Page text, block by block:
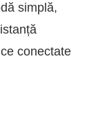
simplă,
conectate